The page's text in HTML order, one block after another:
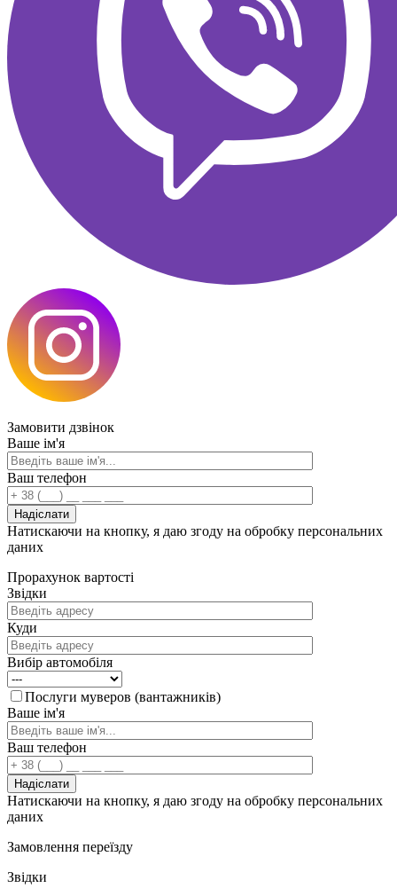
Замовити дзвінок
Ваше ім'я
Ваш телефон
Натискаючи на кнопку, я даю згоду на обробку персональних
даних
Прорахунок вартості
Звідки
Куди
Вибір автомобіля
Послуги муверов (вантажників)
Ваше ім'я
Ваш телефон
Натискаючи на кнопку, я даю згоду на обробку персональних
даних
Замовлення переїзду
Звідки